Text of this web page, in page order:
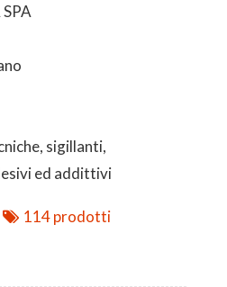
sigillanti,
ed addittivi
114 prodotti